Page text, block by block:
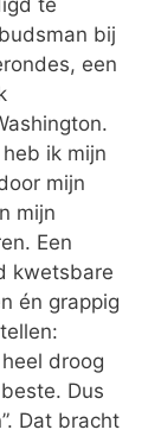
bij
een
ik mijn
mijn
mijn
Een
kwetsbare
én grappig
droog
Dus
Dat bracht